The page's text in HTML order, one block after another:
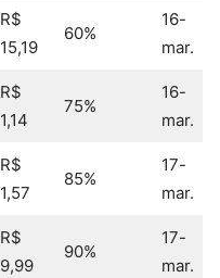
R$
15,19
60%
16-
mar.
R$
1,14
75%
16-
mar.
R$
1,57
85%
17-
mar.
R$
9,99
90%
17-
mar.